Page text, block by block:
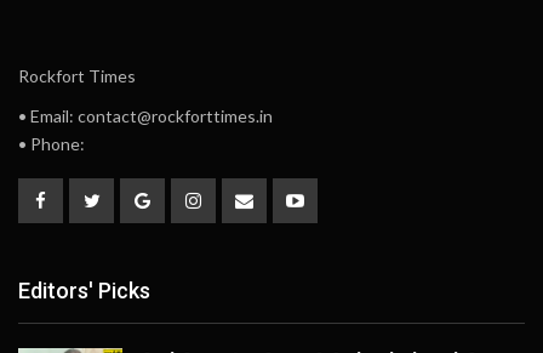
Rockfort Times
• Email: contact@rockforttimes.in
• Phone:
Editors' Picks